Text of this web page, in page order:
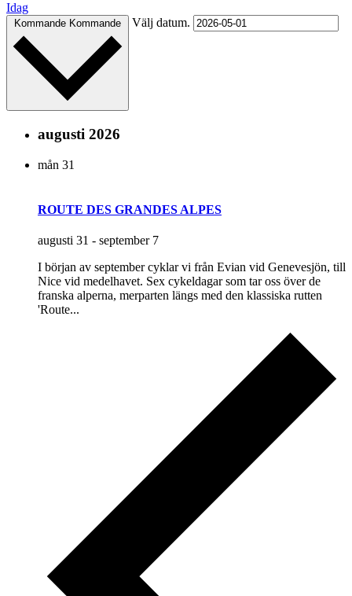
Idag
Kommande Kommande Välj datum.
augusti 2026
mån 31
ROUTE DES GRANDES ALPES
augusti 31 - september 7
I början av september cyklar vi från Evian vid Genevesjön, till
Nice vid medelhavet. Sex cykeldagar som tar oss över de
franska alperna, merparten längs med den klassiska rutten
'Route...